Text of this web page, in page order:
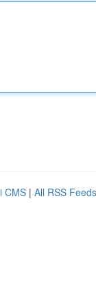
CMS | All RSS Feeds